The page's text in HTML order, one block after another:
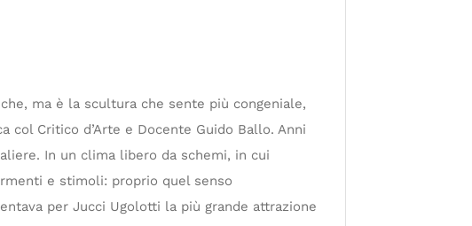
ma è la scultura che sente più congeniale,
Critico d’Arte e Docente Guido Ballo. Anni
In un clima libero da schemi, in cui
e stimoli: proprio quel senso
per Jucci Ugolotti la più grande attrazione